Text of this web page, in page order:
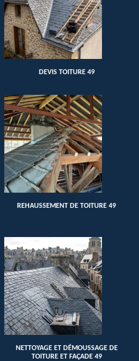
DEVIS TOITURE 49
REHAUSSEMENT DE TOITURE 49
NETTOYAGE ET DÉMOUSSAGE DE
TOITURE ET FAÇADE 49